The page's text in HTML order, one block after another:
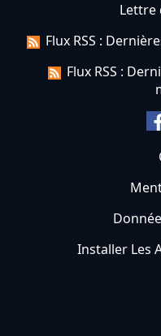
Flux RSS :
Flux RSS :
Installer Les